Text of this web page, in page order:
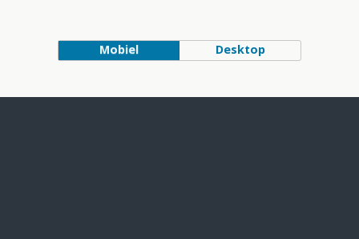
Mobiel Desktop